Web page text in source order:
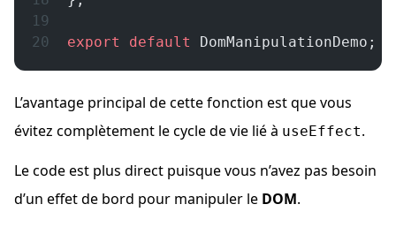
export default DomManipulationDemo;
L’avantage principal de cette fonction est que vous
évitez complètement le cycle de vie lié à useEffect.
Le code est plus direct puisque vous n’avez pas besoin
d’un effet de bord pour manipuler le DOM.